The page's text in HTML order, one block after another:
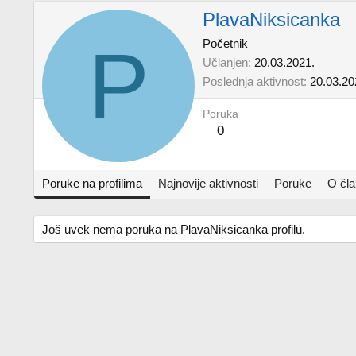
P
PlavaNiksicanka
Početnik
Učlanjen 20.03.2021.
Poslednja aktivnost
Poruka
0
Poruke na profilima Najnovije aktivnosti Poruke O
Još uvek nema poruka na PlavaNiksicanka profilu.